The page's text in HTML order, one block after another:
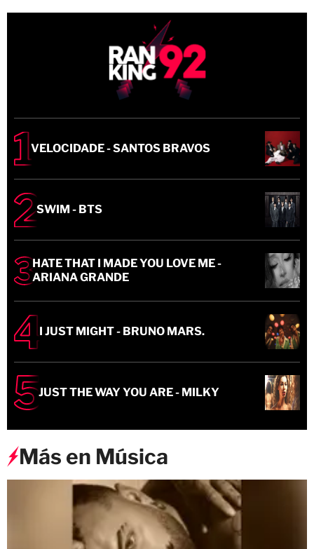
VELOCIDADE - SANTOS BRAVOS
SWIM - BTS
HATE THAT I MADE YOU LOVE ME -
ARIANA GRANDE
I JUST MIGHT - BRUNO MARS.
JUST THE WAY YOU ARE - MILKY
Más en Música